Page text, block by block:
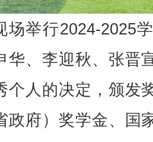
场举行2024-2025
华、李迎秋、张晋
个人的决定，颁发
政府）奖学金、国